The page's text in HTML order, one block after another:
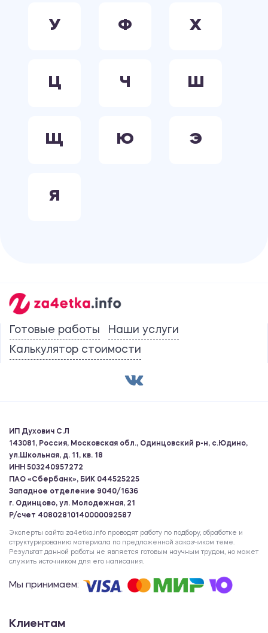
У Ф Х
Ц Ч Ш
Щ Ю Э
Я
Готовые работы
Наши услуги
Калькулятор стоимости
ИП Духович С.Л
143081, Россия, Московская обл., Одинцовский р-н, с.Юдино,
ул.Школьная, д. 11, кв. 18
ИНН 503240957272
ПАО «Сбербанк», БИК 044525225
Западное отделение 9040/1636
г. Одинцово, ул. Молодежная, 21
Р/счет 40802810140000092587
Эксперты сайта za4etka.info проводят работу по подбору, обработке и
структурированию материала по предложенной заказчиком теме.
Результат данной работы не является готовым научным трудом, но может
служить источником для его написания.
Мы принимаем:
Клиентам